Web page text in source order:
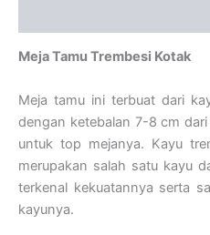
Meja Tamu Trembesi Kotak
Meja tamu ini terbuat dari
dengan ketebalan 7-8 cm
untuk top mejanya. Kayu
merupakan salah satu kayu
terkenal kekuatannya serta
kayunya.